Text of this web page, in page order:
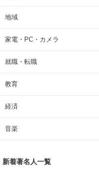
地域
家電・PC・カメラ
就職・転職
教育
経済
音楽
新着著名人一覧